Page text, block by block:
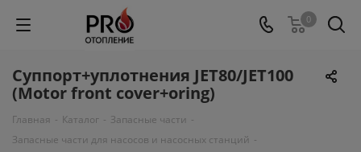
0
Cуппорт+уплотнения JET80/JET100
(Motor front cover+oring)
Главная - Каталог - Запасные части -
Запасные части для насосов и насосных станций -